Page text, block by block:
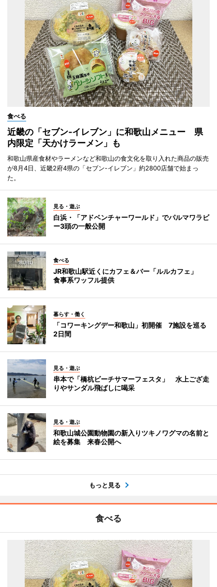
食べる
近畿の「セブン-イレブン」に和歌山メニュー 県
内限定「天かけラーメン」も
和歌山県産食材やラーメンなど和歌山の食文化を取り入れた商品の販売
が8月4日、近畿2府4県の「セブン-イレブン」約2800店舗で始まっ
た。
見る・遊ぶ
白浜・「アドベンチャーワールド」でパルマワラビ
ー3頭の一般公開
食べる
JR和歌山駅近くにカフェ＆バー「ルルカフェ」
食事系ワッフル提供
暮らす・働く
「コワーキングデー和歌山」初開催 7施設を巡る
2日間
見る・遊ぶ
串本で「橋杭ビーチサマーフェスタ」 水上ござ走
りやサンダル飛ばしに喝采
見る・遊ぶ
和歌山城公園動物園の新入りツキノワグマの名前と
絵を募集 来春公開へ
もっと見る
食べる